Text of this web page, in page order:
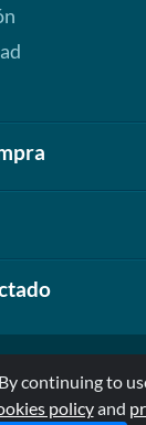
| All
continuing to
policyand